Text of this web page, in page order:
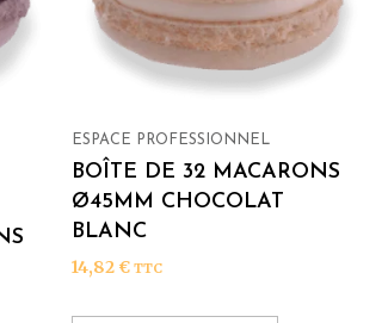
ESPACE PROFESSIONNEL
BOÎTE DE 32 MACARONS
Ø45MM CHOCOLAT
BLANC
14,82 € TTC